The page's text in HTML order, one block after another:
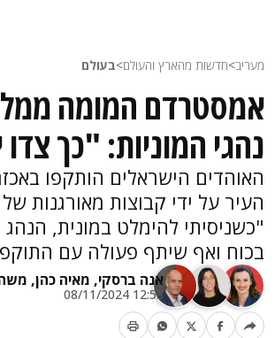
מעריב>חדשות מהארץ והעולם>בעולם
אמסטרדם המומה
נהגי המוניות: "כך
האוהדים הישראלים הותקפו
העיר על ידי קבוצות מאורגנות
"כשניסיתי להימלט במונית, הנהג
בכוח ואף שיתף פעולה עם
אנה ברסקי, מאיה כהן,
12:53 08/11/2024